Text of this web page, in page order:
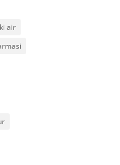
air